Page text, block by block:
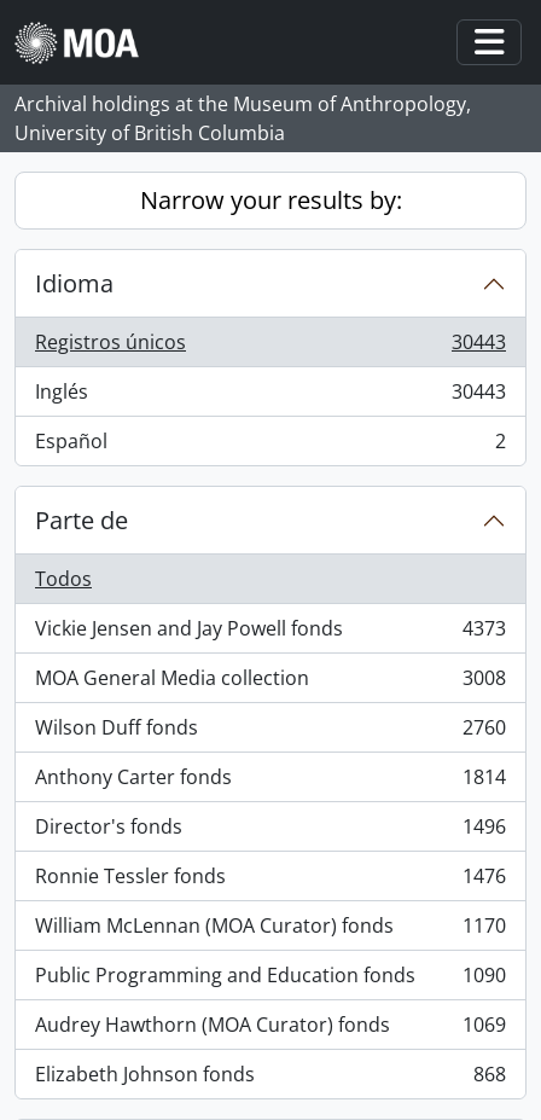
Skip to main content
Archival holdings at the Museum of Anthropology,
University of British Columbia
Narrow your results by:
Idioma
Registros únicos
, 30443 resultados
30443
Inglés
, 30443 resultados
30443
Español
, 2 resultados 2
Parte de
Todos
Vickie Jensen and Jay Powell fonds
, 4373 resultados
4373
MOA General Media collection
, 3008 resultados
3008
Wilson Duff fonds
, 2760 resultados
2760
Anthony Carter fonds
, 1814 resultados
1814
Director's fonds
, 1496 resultados
1496
Ronnie Tessler fonds
, 1476 resultados
1476
William McLennan (MOA Curator) fonds
, 1170 resultados
1170
Public Programming and Education fonds
, 1090 resultados
1090
Audrey Hawthorn (MOA Curator) fonds
, 1069 resultados
1069
Elizabeth Johnson fonds
, 868 resultados 868